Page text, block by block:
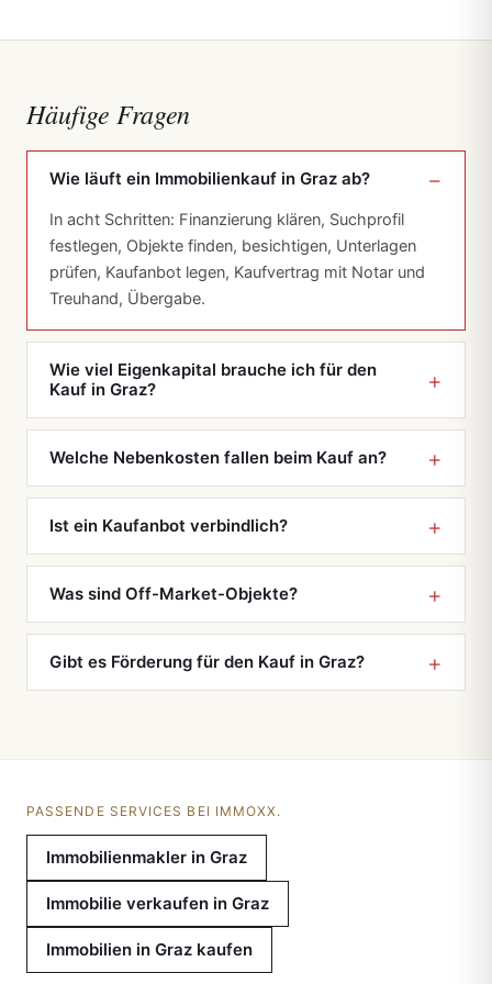
Häufige Fragen
Wie läuft ein Immobilienkauf in Graz ab?
In acht Schritten: Finanzierung klären, Suchprofil
festlegen, Objekte finden, besichtigen, Unterlagen
prüfen, Kaufanbot legen, Kaufvertrag mit Notar und
Treuhand, Übergabe.
Wie viel Eigenkapital brauche ich für den
Kauf in Graz?
Welche Nebenkosten fallen beim Kauf an?
Ist ein Kaufanbot verbindlich?
Was sind Off-Market-Objekte?
Gibt es Förderung für den Kauf in Graz?
PASSENDE SERVICES BEI IMMOXX.
Immobilienmakler in Graz
Immobilie verkaufen in Graz
Immobilien in Graz kaufen